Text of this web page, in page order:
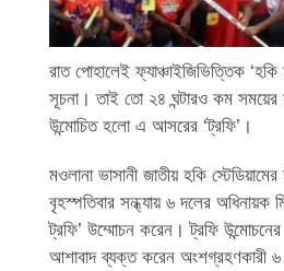
রাত পোহালেই ফ্যাঞ্চাইজিভিত্তিক ‘হকি
সূচনা। তাই তো ২৪ ঘন্টারও কম সময়ের
উন্মোচিত হলো এ আসরের ‘ট্রফি’।
মওলানা ভাসানী জাতীয় হকি
বৃহস্পতিবার সন্ধ্যায় ৬ দলের অধিনায়ক
ট্রফি’ উম্মোচন করেন। ট্রফি
আশাবাদ ব্যক্ত করেন অংশগ্রহণকারী ৬